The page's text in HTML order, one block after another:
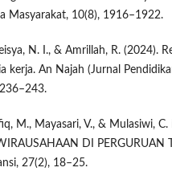
Masyarakat, 10(8), 1916–1922.
N. I., & Amrillah, R. (2024).
kerja. An Najah (Jurnal
M., Mayasari, V., & Mulasiwi,
DI PERGURUAN
27(2), 18–25.